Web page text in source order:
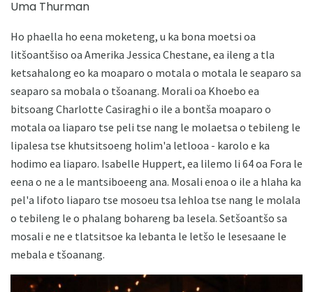
Uma Thurman
Ho phaella ho eena moketeng, u ka bona moetsi oa
litšoantšiso oa Amerika Jessica Chestane, ea ileng a tla
ketsahalong eo ka moaparo o motala o motala le seaparo sa
seaparo sa mobala o tšoanang. Morali oa Khoebo ea
bitsoang Charlotte Casiraghi o ile a bontša moaparo o
motala oa liaparo tse peli tse nang le molaetsa o tebileng le
lipalesa tse khutsitsoeng holim'a letlooa - karolo e ka
hodimo ea liaparo. Isabelle Huppert, ea lilemo li 64 oa Fora le
eena o ne a le mantsiboeeng ana. Mosali enoa o ile a hlaha ka
pel'a lifoto liaparo tse mosoeu tsa lehloa tse nang le molala
o tebileng le o phalang bohareng ba lesela. Setšoantšo sa
mosali e ne e tlatsitsoe ka lebanta le letšo le lesesaane le
mebala e tšoanang.